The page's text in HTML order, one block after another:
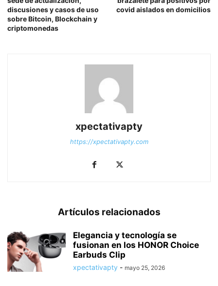
discusiones y casos de uso
sobre Bitcoin, Blockchain y
criptomonedas
covid aislados en domicilios
xpectativapty
https://xpectativapty.com
Artículos relacionados
Elegancia y tecnología se
fusionan en los HONOR Choice
Earbuds Clip
xpectativapty - mayo 25, 2026